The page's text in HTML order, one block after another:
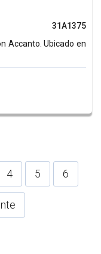
31A1375
Accanto. Ubicado en
4 5 6